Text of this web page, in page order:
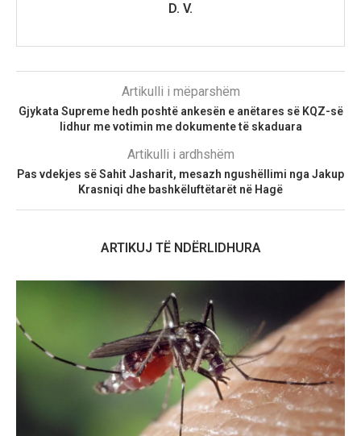
D. V.
Artikulli i mëparshëm
Gjykata Supreme hedh poshtë ankesën e anëtares së KQZ-së
lidhur me votimin me dokumente të skaduara
Artikulli i ardhshëm
Pas vdekjes së Sahit Jasharit, mesazh ngushëllimi nga Jakup
Krasniqi dhe bashkëluftëtarët në Hagë
ARTIKUJ TË NDËRLIDHURA